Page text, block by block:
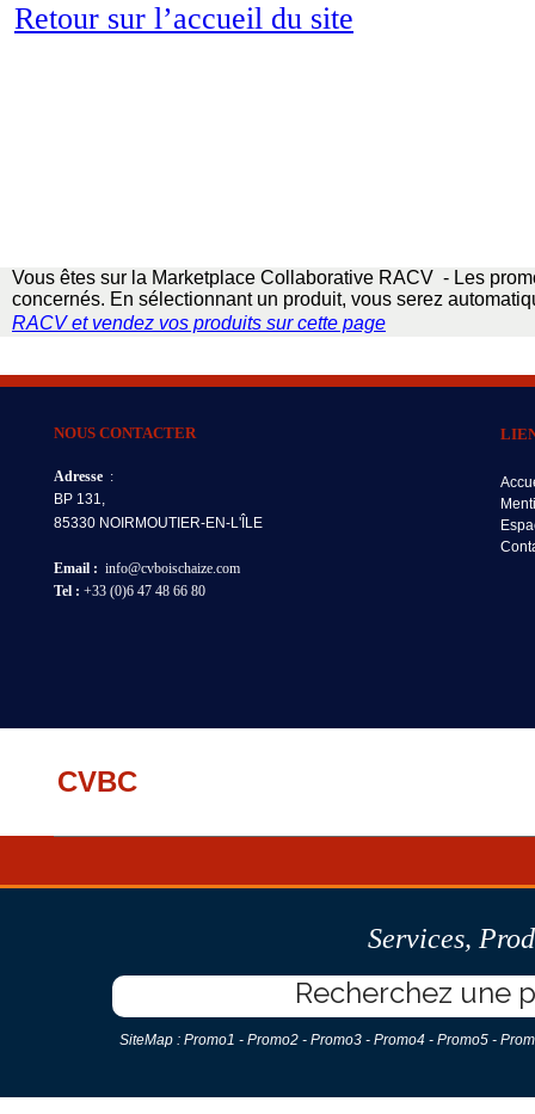
Retour sur l’accueil du site
Vous êtes sur la Marketplace Collaborative RACV - Les
concernés. En sélectionnant un produit, vous serez
RACVet vendez vos produits sur cette page
NOUS CONTACTER
Adresse :
BP 131,
85330 NOIRMOUTIER-EN-L'ÎLE
Email : info@cvboischaize.com
Tel : +33 (0)6 47 48 66 80
CVBC
Services,
SiteMap : Promo1 - Promo2 - Promo3 - Promo4 - Promo5 -